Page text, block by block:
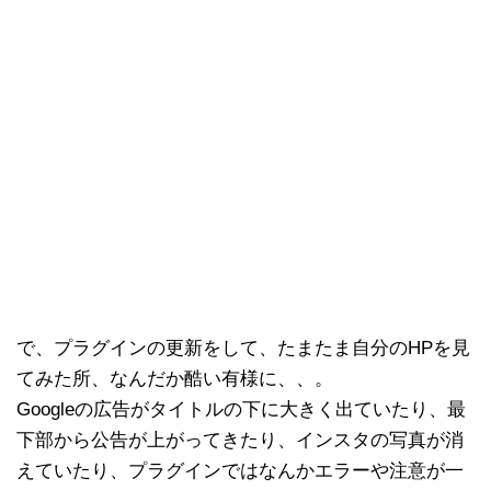
で、プラグインの更新をして、たまたま自分のHPを見
てみた所、なんだか酷い有様に、、。
Googleの広告がタイトルの下に大きく出ていたり、最
下部から公告が上がってきたり、インスタの写真が消
えていたり、プラグインではなんかエラーや注意が一